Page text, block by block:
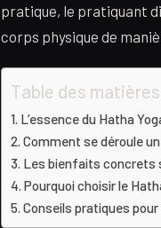
pratique, le pratiquant
corps physique de
Table des matières
L’essence du Hatha
Comment se déroule
Les bienfaits concrets
Pourquoi choisir le
Conseils pratiques